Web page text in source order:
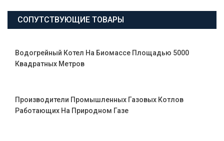
СОПУТСТВУЮЩИЕ ТОВАРЫ
Водогрейный Котел На Биомассе Площадью 5000
Квадратных Метров
Производители Промышленных Газовых Котлов
Работающих На Природном Газе